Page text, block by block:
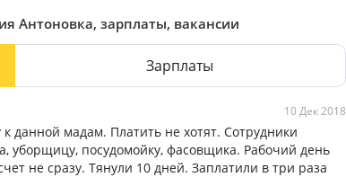
Антоновка, зарплаты, вакансии
Зарплаты
10 Дек 2018
данной мадам. Платить не хотят. Сотрудники
уборщицу, посудомойку, фасовщика. Рабочий день
не сразу. Тянули 10 дней. Заплатили в три раза